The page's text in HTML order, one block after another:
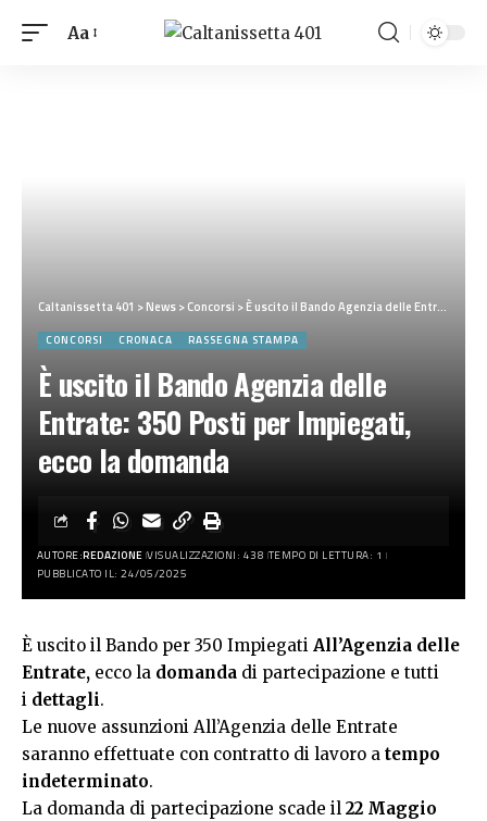
Aa
Caltanissetta 401 >News>Concorsi >È uscito il Bando Agenzia delle Entrate: 350 Posti per Impiegati, ecco la domanda
CONCORSI CRONACA RASSEGNA STAMPA
È uscito il Bando Agenzia delle
Entrate: 350 Posti per Impiegati,
ecco la domanda
AUTORE:REDAZIONE VISUALIZZAZIONI: 438 TEMPO DI LETTURA: 1
PUBBLICATO IL: 24/05/2025
È uscito il Bando per 350 Impiegati All’Agenzia delle
Entrate, ecco la domanda di partecipazione e tutti
i dettagli.
Le nuove assunzioni All’Agenzia delle Entrate
saranno effettuate con contratto di lavoro a tempo
indeterminato.
La domanda di partecipazione scade il 22 Maggio